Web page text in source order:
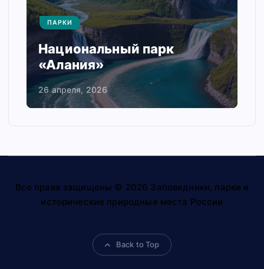
ПАРКИ
Национальный парк
«Алания»
26 апреля, 2026
Все права защищены © 2026 Заповедники, парки и
исторические природные места России
Back to Top